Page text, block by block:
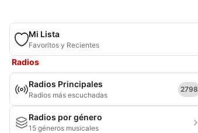
Mi Lista
Favoritos y Recientes
Radios
Radios Principales
Radios más escuchadas
2798
Radios por género
15 géneros musicales